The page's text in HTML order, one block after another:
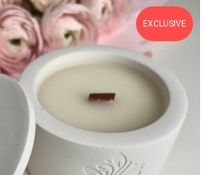
EXCLUSIVE